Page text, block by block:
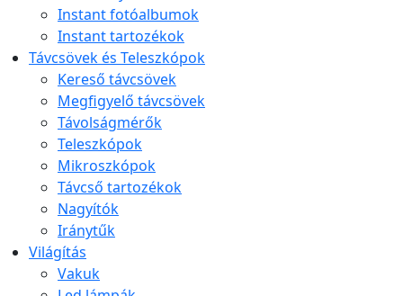
Instant fotóalbumok
Instant tartozékok
Távcsövek és Teleszkópok
Kereső távcsövek
Megfigyelő távcsövek
Távolságmérők
Teleszkópok
Mikroszkópok
Távcső tartozékok
Nagyítók
Iránytűk
Világítás
Vakuk